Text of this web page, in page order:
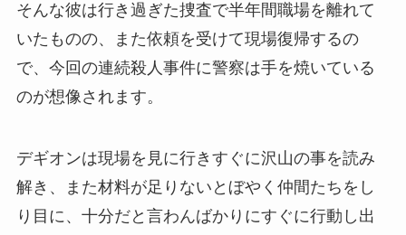
そんな彼は行き過ぎた捜査で半年間職場を離れて
いたものの、また依頼を受けて現場復帰するの
で、今回の連続殺人事件に警察は手を焼いている
のが想像されます。
デギオンは現場を見に行きすぐに沢山の事を読み
解き、また材料が足りないとぼやく仲間たちをし
り目に、十分だと言わんばかりにすぐに行動し出